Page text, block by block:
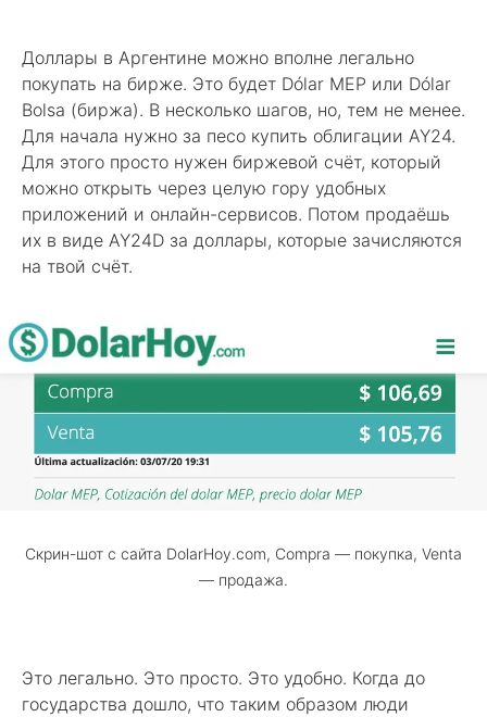
Доллары в Аргентине можно вполне легально
покупать на бирже. Это будет Dólar MEP или Dólar
Bolsa (биржа). В несколько шагов, но, тем не менее.
Для начала нужно за песо купить облигации AY24.
Для этого просто нужен биржевой счёт, который
можно открыть через целую гору удобных
приложений и онлайн-сервисов. Потом продаёшь
их в виде AY24D за доллары, которые зачисляются
на твой счёт.
Скрин-шот с сайта DolarHoy.com, Compra — покупка, Venta
— продажа.
Это легально. Это просто. Это удобно. Когда до
государства дошло, что таким образом люди